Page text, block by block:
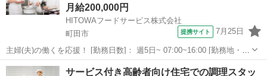
月給200,000円
HITOWAフードサービス株式会社
町田市
提携サイト 7月25日
主婦(夫)の働くを応援！ [勤務日数]： 週5日~ 07:00~16:00 [勤務地・最
寄駅]： 東京都町田市野津田町2003 町田市内学校_11351 鶴川駅 [職種
名]：学校給食の栄養士（正社員） [求人概要]...
東京 町田市 キッチン
サービス付き高齢者向け住宅での調理スタッ